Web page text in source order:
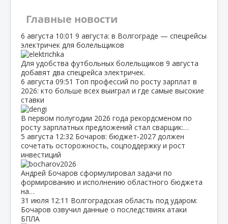
Главные новости
6 августа 10:01 9 августа: в Волгограде — спецрейсы
электричек для болельщиков
Для удобства футбольных болельщиков 9 августа
добавят два спецрейса электричек.
6 августа 09:51 Топ профессий по росту зарплат в
2026: кто больше всех выиграл и где самые высокие
ставки
В первом полугодии 2026 года рекордсменом по
росту зарплатных предложений стал сварщик:…
5 августа 12:32 Бочаров: бюджет‑2027 должен
сочетать осторожность, соцподдержку и рост
инвестиций
Андрей Бочаров сформулировал задачи по
формированию и исполнению областного бюджета
на…
31 июля 12:11 Волгоградская область под ударом:
Бочаров озвучил данные о последствиях атаки
БПЛА